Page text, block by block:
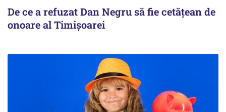
De ce a refuzat Dan Negru să fie cetățean de
onoare al Timișoarei